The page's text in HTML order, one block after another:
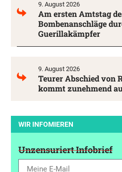
9. August 2026
Am ersten Amtstag
Bombenanschläge
Guerillakämpfer
9. August 2026
Teurer Abschied von
kommt zunehmend
WIR INFOMIEREN
Unzensuriert Infobrief